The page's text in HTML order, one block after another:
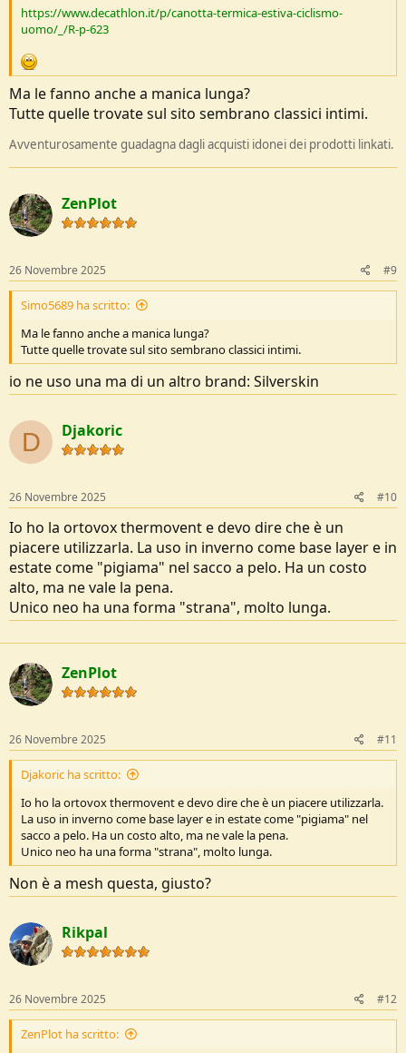
https://www.decathlon.it/p/canotta-termica-estiva-ciclismo-
uomo/_/R-p-623
Ma le fanno anche a manica lunga?
Tutte quelle trovate sul sito sembrano classici intimi.
Avventurosamente guadagna dagli acquisti idonei dei prodotti linkati.
ZenPlot
26 Novembre 2025 #9
Simo5689 ha scritto:
Ma le fanno anche a manica lunga?
Tutte quelle trovate sul sito sembrano classici intimi.
io ne uso una ma di un altro brand: Silverskin
D Djakoric
26 Novembre 2025 #10
Io ho la ortovox thermovent e devo dire che è un
piacere utilizzarla. La uso in inverno come base layer e in
estate come "pigiama" nel sacco a pelo. Ha un costo
alto, ma ne vale la pena.
Unico neo ha una forma "strana", molto lunga.
ZenPlot
26 Novembre 2025 #11
Djakoric ha scritto:
Io ho la ortovox thermovent e devo dire che è un piacere utilizzarla.
La uso in inverno come base layer e in estate come "pigiama" nel
sacco a pelo. Ha un costo alto, ma ne vale la pena.
Unico neo ha una forma "strana", molto lunga.
Non è a mesh questa, giusto?
Rikpal
26 Novembre 2025 #12
ZenPlot ha scritto: